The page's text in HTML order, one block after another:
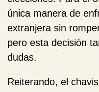
única manera de
extranjera sin
pero esta decisión
dudas.
Reiterando, el